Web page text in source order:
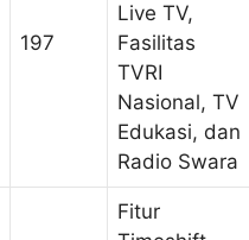
197
Live TV,
Fasilitas
TVRI
Nasional, TV
Edukasi, dan
Radio Swara
Fitur